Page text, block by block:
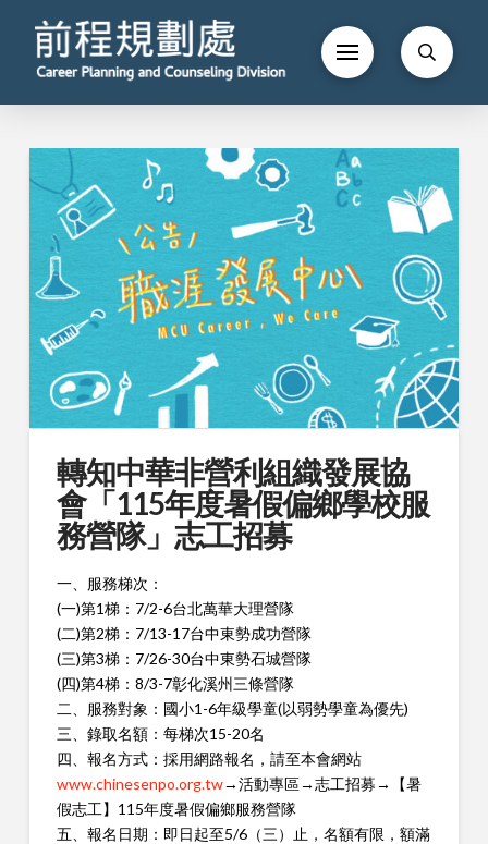
轉知中華非營利組織發展協
會「115年度暑假偏鄉學校服
務營隊」志工招募
一、服務梯次：
(一)第1梯：7/2-6台北萬華大理營隊
(二)第2梯：7/13-17台中東勢成功營隊
(三)第3梯：7/26-30台中東勢石城營隊
(四)第4梯：8/3-7彰化溪州三條營隊
二、服務對象：國小1-6年級學童(以弱勢學童為優先)
三、錄取名額：每梯次15-20名
四、報名方式：採用網路報名，請至本會網站
www.chinesenpo.org.tw→活動專區→志工招募→【暑
假志工】115年度暑假偏鄉服務營隊
五、報名日期：即日起至5/6（三）止，名額有限，額滿